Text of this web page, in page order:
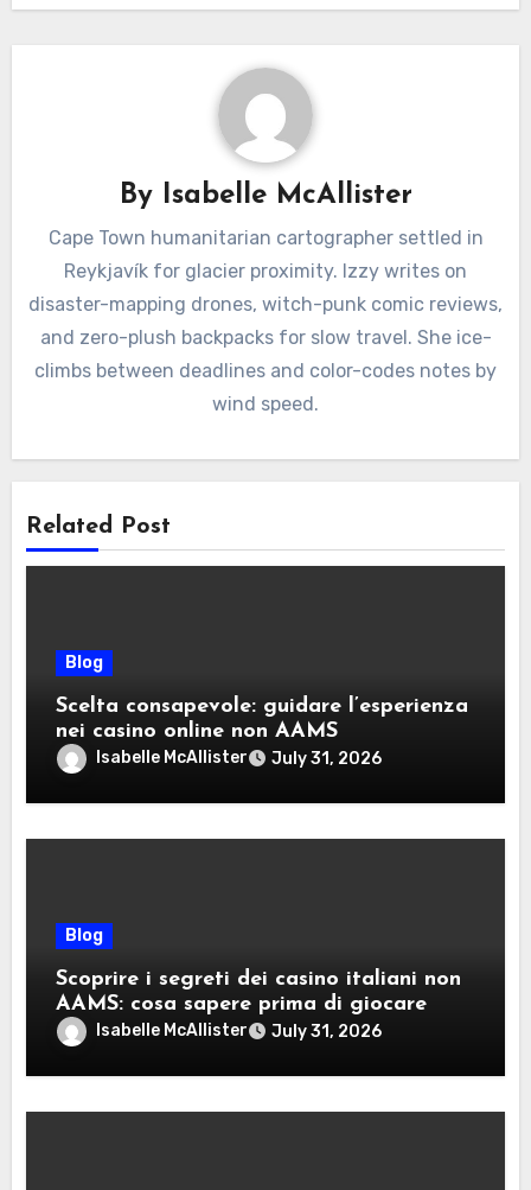
By Isabelle McAllister
Cape Town humanitarian cartographer settled in
Reykjavík for glacier proximity. Izzy writes on
disaster-mapping drones, witch-punk comic reviews,
and zero-plush backpacks for slow travel. She ice-
climbs between deadlines and color-codes notes by
wind speed.
Related Post
Blog
Scelta consapevole: guidare l’esperienza
nei casino online non AAMS
Isabelle McAllister July 31, 2026
Blog
Scoprire i segreti dei casino italiani non
AAMS: cosa sapere prima di giocare
Isabelle McAllister July 31, 2026